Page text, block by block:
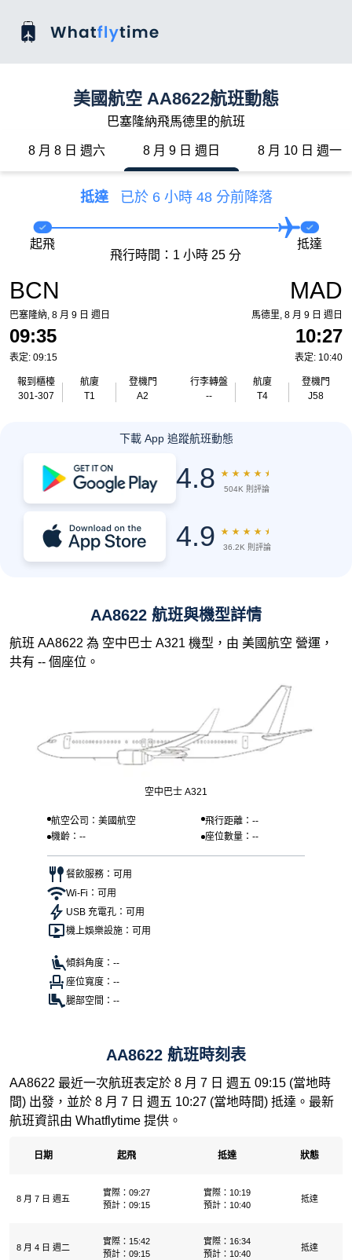
美國航空 AA8622航班動態
巴塞隆納飛馬德里的航班
8 月 8 日 週六 8 月 9 日 週日 8 月 10 日 週一
抵達 已於 6 小時 48 分前降落
BCN
巴塞隆納, 8 月 9 日 週日
09:35
表定: 09:15
報到櫃檯
301-307
航廈
T1
登機門
A2
起飛
飛行時間：1 小時 25 分
抵達
MAD
馬德里, 8 月 9 日 週日
10:27
表定: 10:40
行李轉盤
--
航廈
T4
登機門
J58
下載 App 追蹤航班動態
4.8 ★ ★ ★ ★ ★
504K 則評論
4.9 ★ ★ ★ ★ ★
36.2K 則評論
AA8622 航班與機型詳情
航班 AA8622 為 空中巴士 A321 機型，由 美國航空 營運，
共有 -- 個座位。
空中巴士 A321
航空公司：美國航空
飛行距離：--
機齡：--
座位數量：--
餐飲服務：可用
Wi-Fi：可用
USB 充電孔：可用
機上娛樂設施：可用
傾斜角度：--
座位寬度：--
腿部空間：--
AA8622 航班時刻表
AA8622 最近一次航班表定於 8 月 7 日 週五 09:15 (當地時
間) 出發，並於 8 月 7 日 週五 10:27 (當地時間) 抵達。最新
航班資訊由 Whatflytime 提供。
日期 起飛 抵達 狀態
8 月 7 日 週五
實際：09:27
預計：09:15
實際：10:19
預計：10:40
抵達
8 月 4 日 週二
實際：15:42
預計：09:15
實際：16:34
預計：10:40
抵達